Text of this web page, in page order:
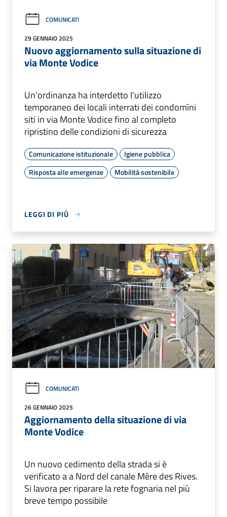
COMUNICATI
29 GENNAIO 2025
Nuovo aggiornamento sulla situazione di
via Monte Vodice
Un'ordinanza ha interdetto l’utilizzo
temporaneo dei locali interrati dei condomìni
siti in via Monte Vodice fino al completo
ripristino delle condizioni di sicurezza
Comunicazione istituzionale
Igiene pubblica
Risposta alle emergenze
Mobilità sostenibile
LEGGI DI PIÙ
COMUNICATI
26 GENNAIO 2025
Aggiornamento della situazione di via
Monte Vodice
Un nuovo cedimento della strada si è
verificato a a Nord del canale Mère des Rives.
Si lavora per riparare la rete fognaria nel più
breve tempo possibile